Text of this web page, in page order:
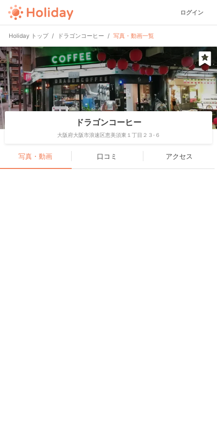
ログイン
Holiday トップ ドラゴンコーヒー 写真・動画一覧
ドラゴンコーヒー
大阪府大阪市浪速区恵美須東１丁目２３-６
写真・動画 口コミ アクセス